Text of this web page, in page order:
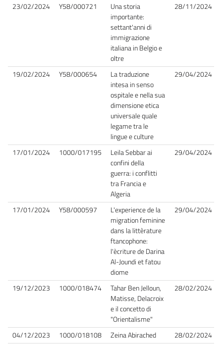
23/02/2024 Y58/000721
Una storia
importante:
settant'anni di
immigrazione
italiana in Belgio e
oltre
28/11/2024
19/02/2024 Y58/000654
La traduzione
intesa in senso
ospitale e nella sua
dimensione etica
universale quale
legame tra le
lingue e culture
29/04/2024
17/01/2024 1000/017195
Leila Sebbar ai
confini della
guerra: i conflitti
tra Francia e
Algeria
29/04/2024
17/01/2024 Y58/000597
L'experience de la
migration feminine
dans la littèrature
ftancophone:
l'ècriture de Darina
Al-Joundi et fatou
diome
29/04/2024
19/12/2023 1000/018474
Tahar Ben Jelloun,
Matisse, Delacroix
e il concetto di
"Orientalisme"
28/02/2024
04/12/2023 1000/018108 Zeina Abirached
28/02/2024